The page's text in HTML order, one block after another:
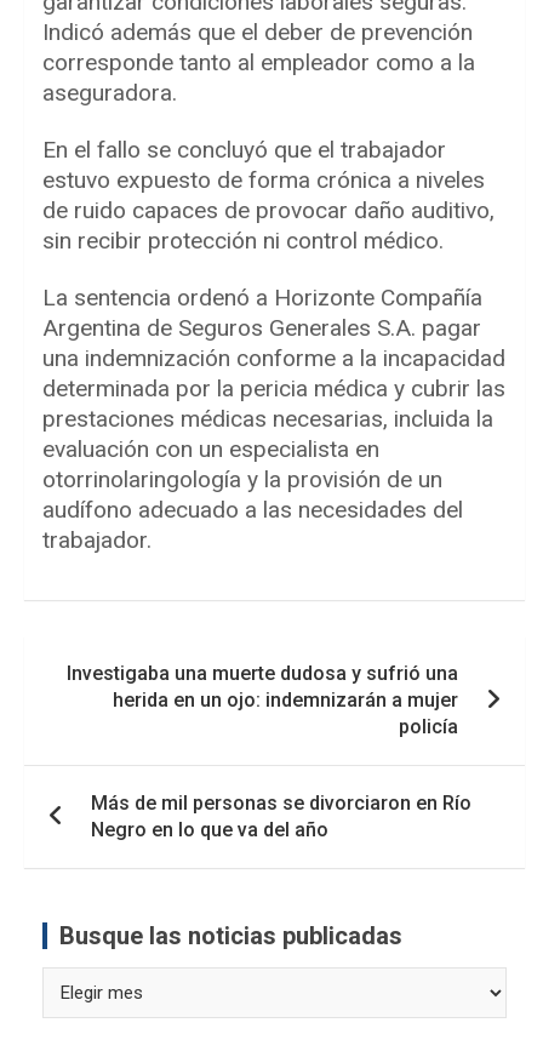
Indicó además que el deber de prevención
corresponde tanto al empleador como a la
aseguradora.
En el fallo se concluyó que el trabajador
estuvo expuesto de forma crónica a niveles
de ruido capaces de provocar daño auditivo,
sin recibir protección ni control médico.
La sentencia ordenó a Horizonte Compañía
Argentina de Seguros Generales S.A. pagar
una indemnización conforme a la incapacidad
determinada por la pericia médica y cubrir las
prestaciones médicas necesarias, incluida la
evaluación con un especialista en
otorrinolaringología y la provisión de un
audífono adecuado a las necesidades del
trabajador.
entradas
Investigaba una muerte dudosa y sufrió una
herida en un ojo: indemnizarán a mujer
policía
Más de mil personas se divorciaron en Río
Negro en lo que va del año
Busque las noticias publicadas
las